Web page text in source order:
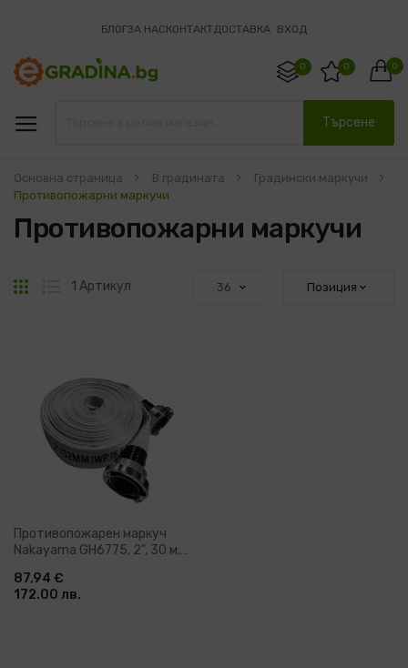
БЛОГЗА НАСКОНТАКТДОСТАВКА ВХОД
0
0 0
Търсене
Основна страница В градината
Градински маркучи
Противопожарни маркучи
Противопожарни маркучи
РешеткаСписък
1 Артикул
Противопожарен маркуч
Nakayama GH6775, 2", 30 м,
87,94 €
172.00 лв.